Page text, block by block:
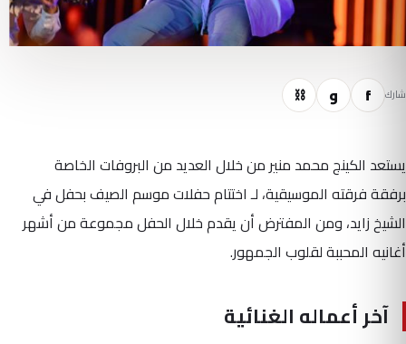
شارك f و ⛓
يستعد الكينج محمد منير من خلال العديد من البروفات الخاصة
برفقة فرقته الموسيقية، لـ اختتام حفلات موسم الصيف بحفل في
الشيخ زايد، ومن المفترض أن يقدم خلال الحفل مجموعة من أشهر
أغانيه المحببة لقلوب الجمهور.
آخر أعماله الغنائية